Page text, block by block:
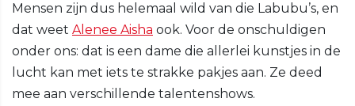
Mensen zijn dus helemaal wild van die Labubu’s, en
dat weet Alenee Aisha ook. Voor de onschuldigen
onder ons: dat is een dame die allerlei kunstjes in de
lucht kan met iets te strakke pakjes aan. Ze deed
mee aan verschillende talentenshows.